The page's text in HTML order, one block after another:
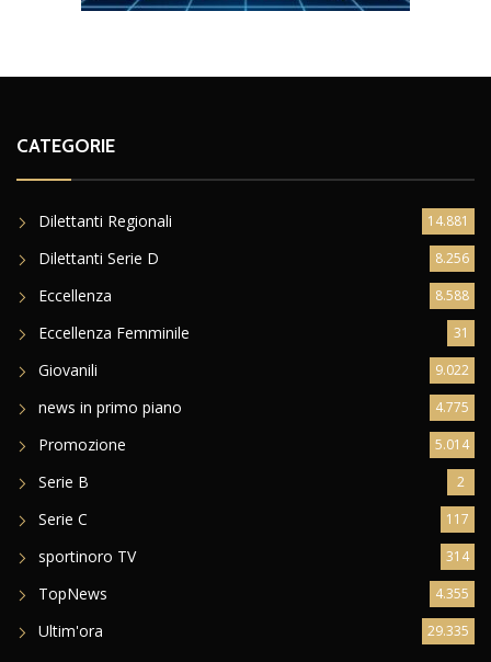
CATEGORIE
Dilettanti Regionali 14.881
Dilettanti Serie D 8.256
Eccellenza 8.588
Eccellenza Femminile 31
Giovanili 9.022
news in primo piano 4.775
Promozione 5.014
Serie B 2
Serie C 117
sportinoro TV 314
TopNews 4.355
Ultim'ora 29.335